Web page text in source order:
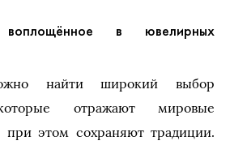
воплощённое в ювелирных
найти широкий выбор
отражают мировые
при этом сохраняют традиции.